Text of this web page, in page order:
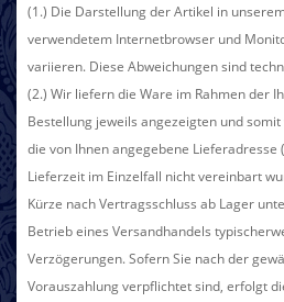
(1.) Die Darstellung der Artikel in
verwendetem Internetbrowser und
variieren. Diese Abweichungen sind
(2.) Wir liefern die Ware im Rahmen der
Bestellung jeweils angezeigten und
die von Ihnen angegebene Lieferadresse
Lieferzeit im Einzelfall nicht vereinbart
Kürze nach Vertragsschluss ab Lager
Betrieb eines Versandhandels
Verzögerungen. Sofern Sie nach der
Vorauszahlung verpflichtet sind, erfolgt